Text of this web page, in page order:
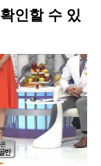
인할 수 있